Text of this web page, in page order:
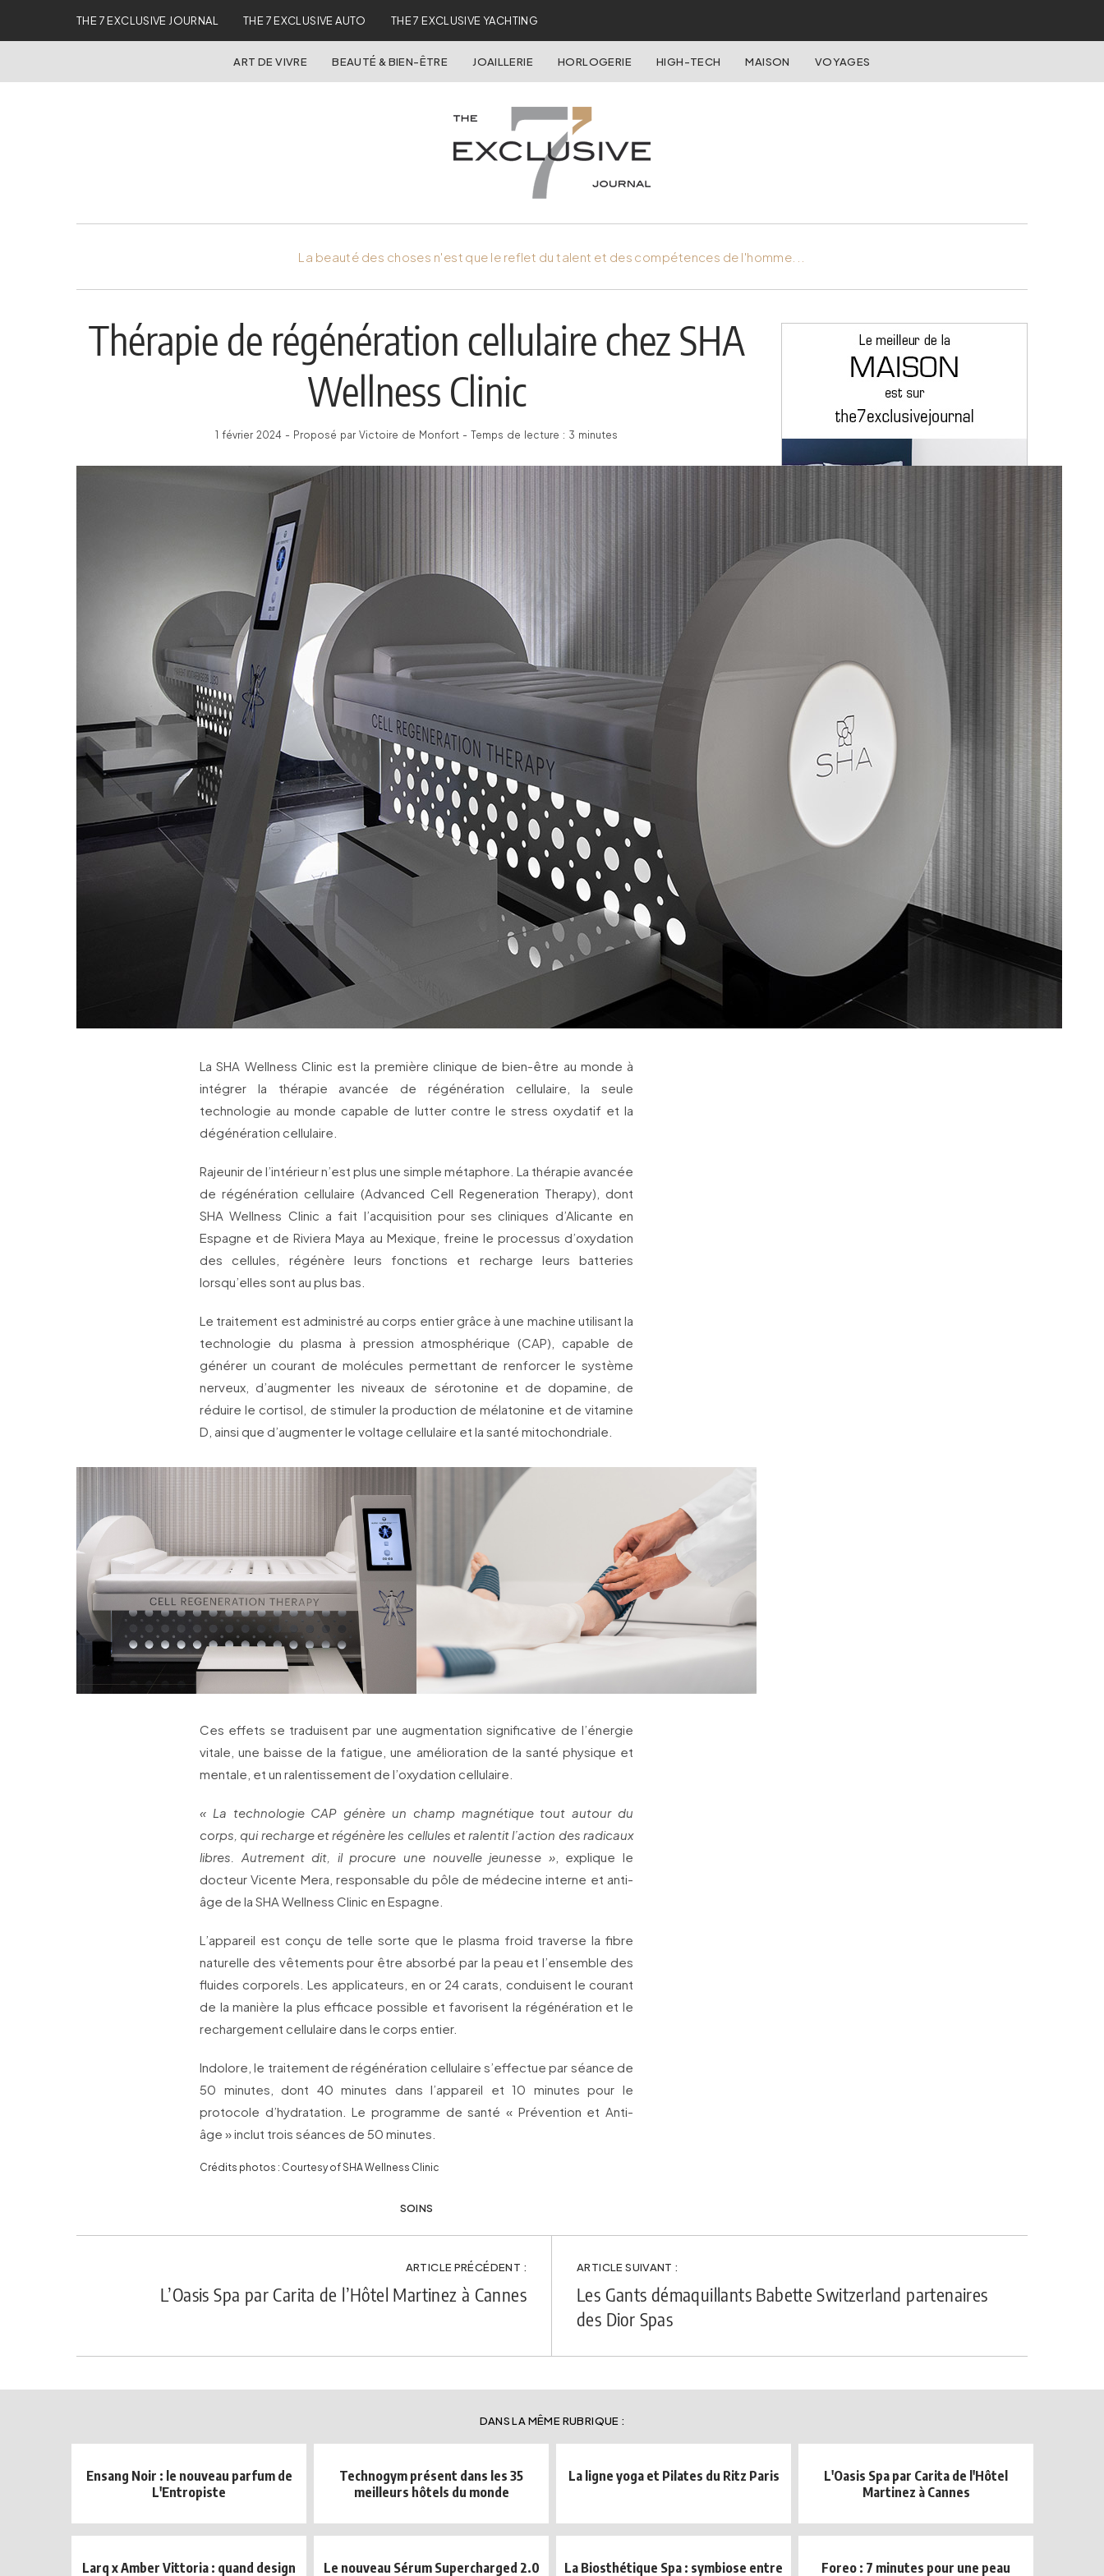
THE 7 EXCLUSIVE JOURNAL THE 7 EXCLUSIVE AUTO THE 7 EXCLUSIVE YACHTING
ART DE VIVRE BEAUTÉ & BIEN-ÊTRE JOAILLERIE HORLOGERIE HIGH-TECH MAISON VOYAGES
La beauté des choses n'est que le reflet du talent et des compétences de l'homme...
Thérapie de régénération cellulaire chez SHA
Wellness Clinic
1 février 2024 - Proposé par Victoire de Monfort - Temps de lecture : 3 minutes
La SHA Wellness Clinic est la première clinique de bien-être au monde à
intégrer la thérapie avancée de régénération cellulaire, la seule
technologie au monde capable de lutter contre le stress oxydatif et la
dégénération cellulaire.
Rajeunir de l’intérieur n’est plus une simple métaphore. La thérapie avancée
de régénération cellulaire (Advanced Cell Regeneration Therapy), dont
SHA Wellness Clinic a fait l’acquisition pour ses cliniques d’Alicante en
Espagne et de Riviera Maya au Mexique, freine le processus d’oxydation
des cellules, régénère leurs fonctions et recharge leurs batteries
lorsqu’elles sont au plus bas.
Le traitement est administré au corps entier grâce à une machine utilisant la
technologie du plasma à pression atmosphérique (CAP), capable de
générer un courant de molécules permettant de renforcer le système
nerveux, d’augmenter les niveaux de sérotonine et de dopamine, de
réduire le cortisol, de stimuler la production de mélatonine et de vitamine
D, ainsi que d’augmenter le voltage cellulaire et la santé mitochondriale.
Ces effets se traduisent par une augmentation significative de l’énergie
vitale, une baisse de la fatigue, une amélioration de la santé physique et
mentale, et un ralentissement de l’oxydation cellulaire.
« La technologie CAP génère un champ magnétique tout autour du
corps, qui recharge et régénère les cellules et ralentit l’action des radicaux
libres. Autrement dit, il procure une nouvelle jeunesse », explique le
docteur Vicente Mera, responsable du pôle de médecine interne et anti-
âge de la SHA Wellness Clinic en Espagne.
L’appareil est conçu de telle sorte que le plasma froid traverse la fibre
naturelle des vêtements pour être absorbé par la peau et l’ensemble des
fluides corporels. Les applicateurs, en or 24 carats, conduisent le courant
de la manière la plus efficace possible et favorisent la régénération et le
rechargement cellulaire dans le corps entier.
Indolore, le traitement de régénération cellulaire s’effectue par séance de
50 minutes, dont 40 minutes dans l’appareil et 10 minutes pour le
protocole d’hydratation. Le programme de santé « Prévention et Anti-
âge » inclut trois séances de 50 minutes.
Crédits photos : Courtesy of SHA Wellness Clinic
SOINS
ARTICLE PRÉCÉDENT :
L’Oasis Spa par Carita de l’Hôtel Martinez à Cannes
ARTICLE SUIVANT :
Les Gants démaquillants Babette Switzerland partenaires
des Dior Spas
DANS LA MÊME RUBRIQUE :
Ensang Noir : le nouveau parfum de
L'Entropiste
Technogym présent dans les 35
meilleurs hôtels du monde
La ligne yoga et Pilates du Ritz Paris
L'Oasis Spa par Carita de l'Hôtel
Martinez à Cannes
Larq x Amber Vittoria : quand design Le nouveau Sérum Supercharged 2.0 La Biosthétique Spa : symbiose entre Foreo : 7 minutes pour une peau